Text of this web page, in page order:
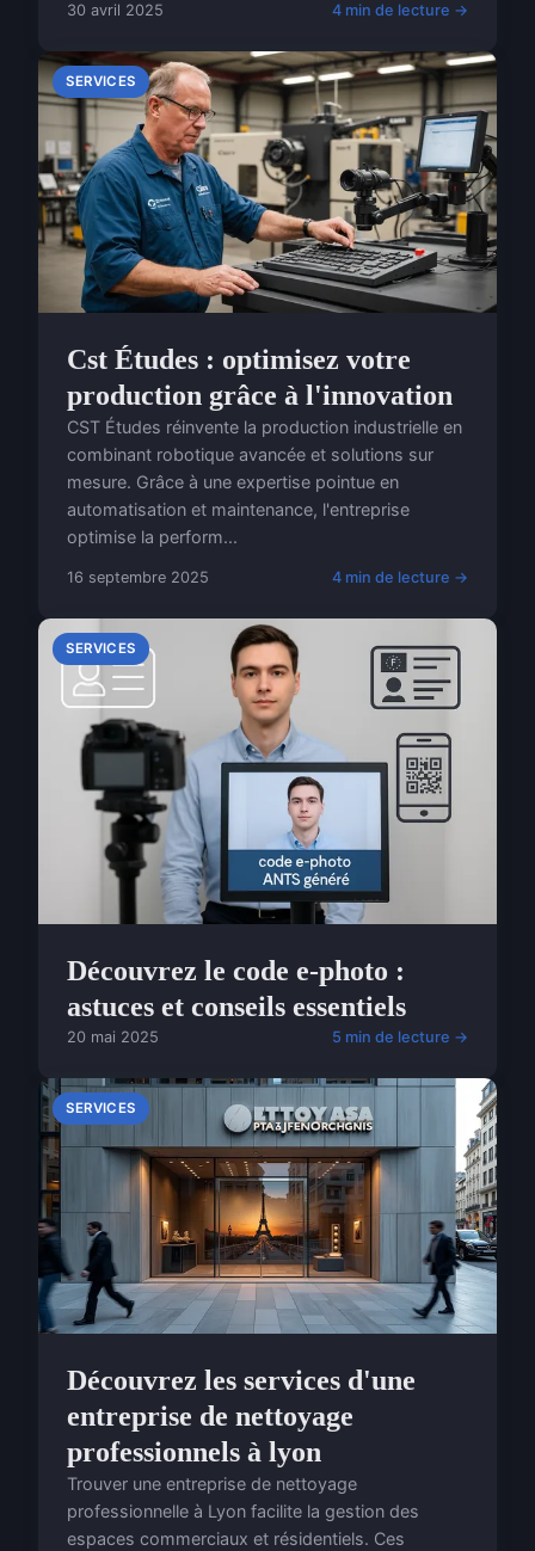
30 avril 2025 4 min de lecture →
SERVICES
Cst Études : optimisez votre
production grâce à l'innovation
CST Études réinvente la production industrielle en
combinant robotique avancée et solutions sur
mesure. Grâce à une expertise pointue en
automatisation et maintenance, l'entreprise
optimise la perform...
16 septembre 2025 4 min de lecture →
SERVICES
Découvrez le code e-photo :
astuces et conseils essentiels
20 mai 2025 5 min de lecture →
SERVICES
Découvrez les services d'une
entreprise de nettoyage
professionnels à lyon
Trouver une entreprise de nettoyage
professionnelle à Lyon facilite la gestion des
espaces commerciaux et résidentiels. Ces